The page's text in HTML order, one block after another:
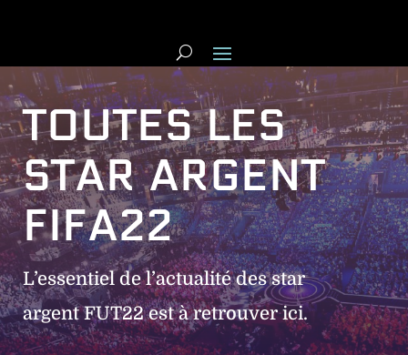
TOUTES LES
STAR ARGENT
FIFA22
L’essentiel de l’actualité des star
argent FUT22 est à retrouver ici.